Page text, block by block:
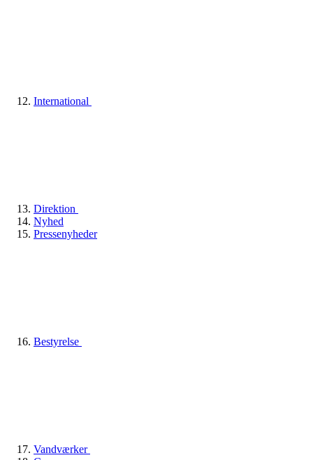
International
Direktion
Nyhed
Pressenyheder
Bestyrelse
Vandværker